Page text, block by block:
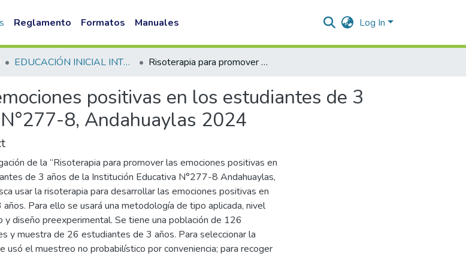
Reglamento Formatos Manuales Log In
EDUCACIÓN INICIAL INTERCULTURAL BILINGUE PPD Risoterapia para promover las emociones positivas en los estudiantes de 3 años de la Institución Educativa N°277-8, Andahuaylas 2024
positivas en los estudiantes de 3
8, Andahuaylas 2024
de la “Risoterapia para promover las emociones positivas en
de 3 años de la Institución Educativa N°277-8 Andahuaylas,
usar la risoterapia para desarrollar las emociones positivas en
años. Para ello se usará una metodología de tipo aplicada, nivel
y diseño preexperimental. Se tiene una población de 126
y muestra de 26 estudiantes de 3 años. Para seleccionar la
usó el muestreo no probabilístico por conveniencia; para recoger